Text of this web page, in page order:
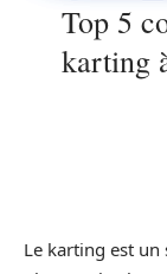
Top 5
karting
Le karting est